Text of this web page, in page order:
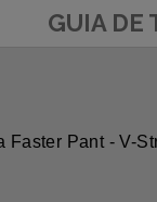
GUIA DE
Faster Pant - V-